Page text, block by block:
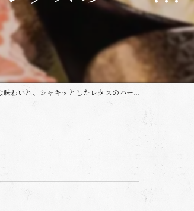
わいと、シャキッとしたレタスのハー...